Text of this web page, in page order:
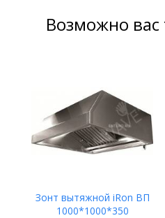
Возможно вас
Зонт вытяжной iRon ВП
1000*1000*350